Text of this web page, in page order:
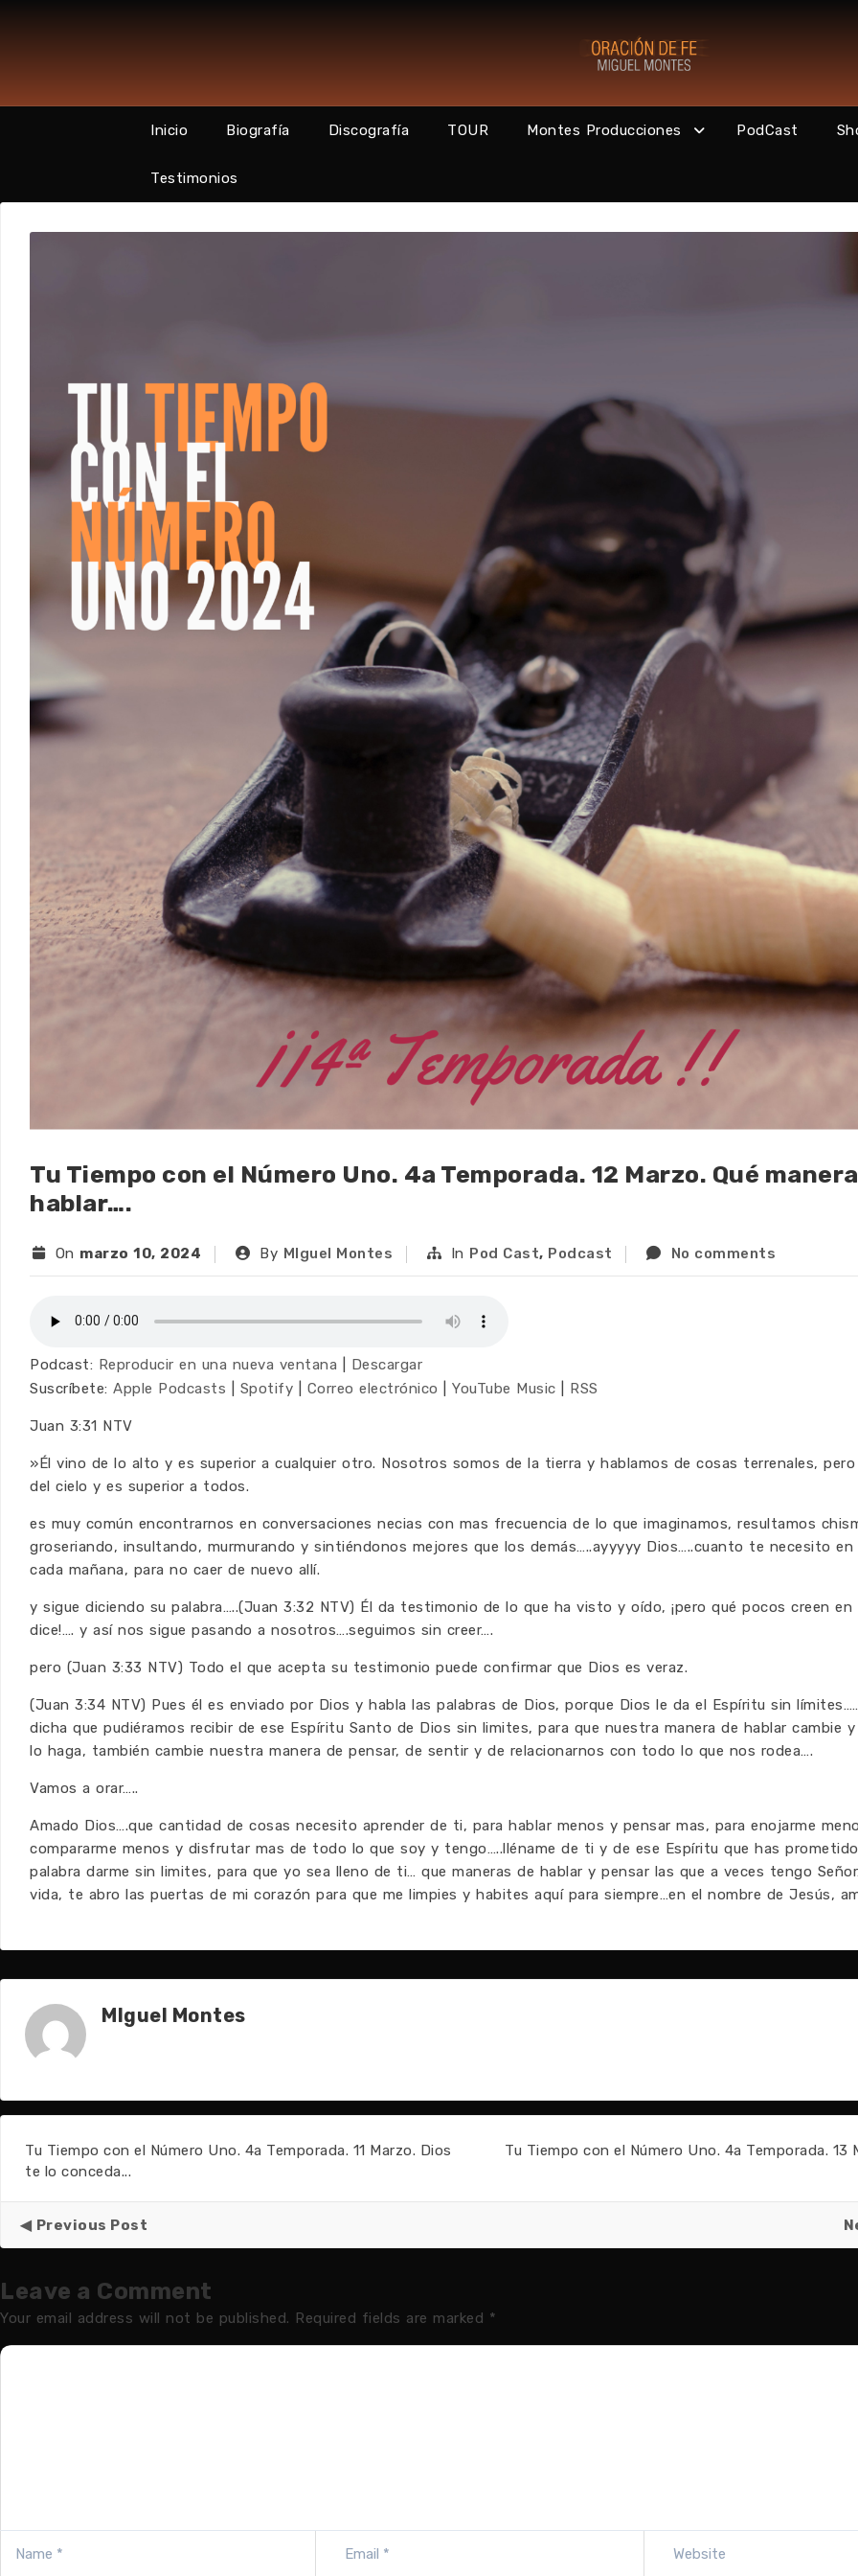
Inicio Biografía Discografía TOUR Montes Producciones PodCast
Testimonios
Tu Tiempo con el Número Uno. 4a Temporada. 12 Marzo. Qué
hablar….
On marzo 10, 2024 By MIguel Montes In Pod Cast, Podcast No comments
Podcast: Reproducir en una nueva ventana
Descargar
Suscríbete: Apple Podcasts Spotify Correo electrónico YouTube Music RSS
Juan 3:31 NTV
»Él vino de lo alto y es superior a cualquier otro. Nosotros somos de la tierra y hablamos de cosas terrenales,
del cielo y es superior a todos.
es muy común encontrarnos en conversaciones necias con mas frecuencia de lo que imaginamos, resultamos
groseriando, insultando, murmurando y sintiéndonos mejores que los demás…..ayyyyy Dios…..cuanto te necesito en
cada mañana, para no caer de nuevo allí.
y sigue diciendo su palabra…..(Juan 3:32 NTV) Él da testimonio de lo que ha visto y oído, ¡pero qué pocos creen en
dice!…. y así nos sigue pasando a nosotros….seguimos sin creer….
pero (Juan 3:33 NTV) Todo el que acepta su testimonio puede confirmar que Dios es veraz.
(Juan 3:34 NTV) Pues él es enviado por Dios y habla las palabras de Dios, porque Dios le da el Espíritu sin
dicha que pudiéramos recibir de ese Espíritu Santo de Dios sin limites, para que nuestra manera de hablar cambie
lo haga, también cambie nuestra manera de pensar, de sentir y de relacionarnos con todo lo que nos rodea….
Vamos a orar…..
Amado Dios….que cantidad de cosas necesito aprender de ti, para hablar menos y pensar mas, para enojarme
compararme menos y disfrutar mas de todo lo que soy y tengo…..lléname de ti y de ese Espíritu que has
palabra darme sin limites, para que yo sea lleno de ti… que maneras de hablar y pensar las que a veces tengo
vida, te abro las puertas de mi corazón para que me limpies y habites aquí para siempre…en el nombre de Jesús,
MIguel Montes
Tu Tiempo con el Número Uno. 4a Temporada. 11 Marzo. Dios
te lo conceda...
Tu Tiempo con el Número Uno. 4a Temporada. 13
Previous Post
Leave a Comment
Your email address will not be published. Required fields are marked *